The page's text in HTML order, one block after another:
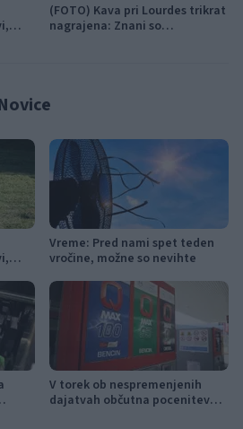
(FOTO) Kava pri Lourdes trikrat
nagrajena: Znani so
Vreme: Pred nami spet teden
vročine, možne so nevihte
V torek ob nespremenjenih
dajatvah občutna pocenitev